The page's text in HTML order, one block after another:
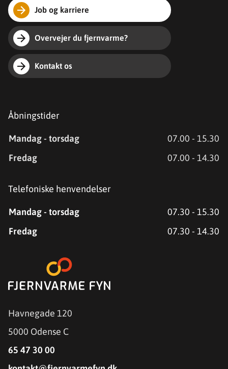
Havnegade 120
5000 Odense C
65 47 30 00
Åbningstider
Mandag - torsdag
07.00 - 15.30
Fredag
07.00 - 14.30
Telefoniske henvendelser
Mandag - torsdag
07.30 - 15.30
Fredag
07.30 - 14.30
Job og karriere
Overvejer du fjernvarme?
Kontakt os